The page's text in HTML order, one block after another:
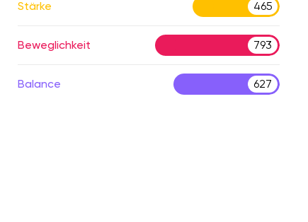
Stärke 465
Beweglichkeit 793
Balance 627